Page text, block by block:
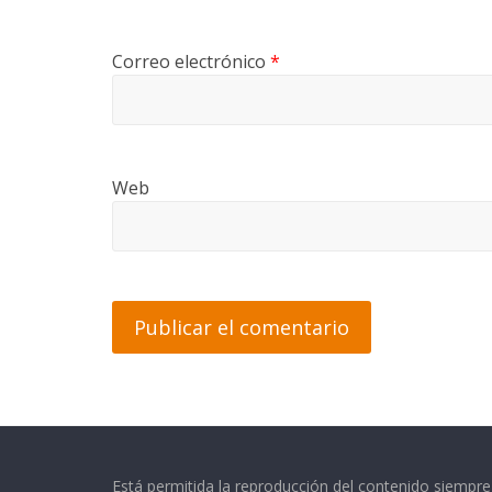
Correo electrónico *
Web
Está permitida la reproducción del contenido